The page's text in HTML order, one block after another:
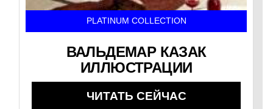
PLATINUM COLLECTION
ВАЛЬДЕМАР КАЗАК
ИЛЛЮСТРАЦИИ
ЧИТАТЬ СЕЙЧАС